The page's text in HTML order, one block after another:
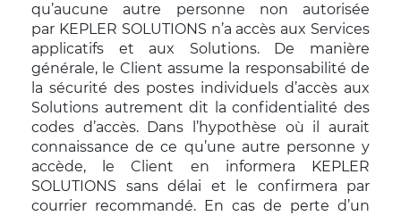
qu’aucune autre personne non autorisée
par KEPLER SOLUTIONS n’a accès aux Services
applicatifs et aux Solutions. De manière
générale, le Client assume la responsabilité de
la sécurité des postes individuels d’accès aux
Solutions autrement dit la confidentialité des
codes d’accès. Dans l’hypothèse où il aurait
connaissance de ce qu’une autre personne y
accède, le Client en informera KEPLER
SOLUTIONS sans délai et le confirmera par
courrier recommandé. En cas de perte d’un